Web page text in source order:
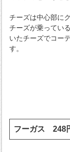
チーズは中心部に
チーズが乗ってい
いたチーズでコー
す。
フーガス